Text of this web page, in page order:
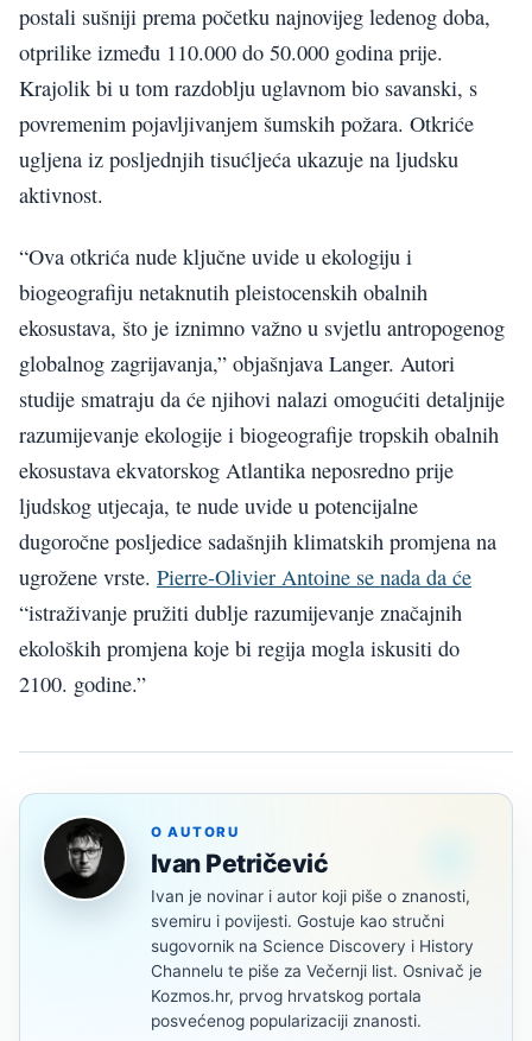
postali sušniji prema početku najnovijeg ledenog doba,
otprilike između 110.000 do 50.000 godina prije.
Krajolik bi u tom razdoblju uglavnom bio savanski, s
povremenim pojavljivanjem šumskih požara. Otkriće
ugljena iz posljednjih tisućljeća ukazuje na ljudsku
aktivnost.
“Ova otkrića nude ključne uvide u ekologiju i
biogeografiju netaknutih pleistocenskih obalnih
ekosustava, što je iznimno važno u svjetlu antropogenog
globalnog zagrijavanja,” objašnjava Langer. Autori
studije smatraju da će njihovi nalazi omogućiti detaljnije
razumijevanje ekologije i biogeografije tropskih obalnih
ekosustava ekvatorskog Atlantika neposredno prije
ljudskog utjecaja, te nude uvide u potencijalne
dugoročne posljedice sadašnjih klimatskih promjena na
ugrožene vrste. Pierre-Olivier Antoine se nada da će
“istraživanje pružiti dublje razumijevanje značajnih
ekoloških promjena koje bi regija mogla iskusiti do
2100. godine.”
O AUTORU
Ivan Petričević
Ivan je novinar i autor koji piše o znanosti,
svemiru i povijesti. Gostuje kao stručni
sugovornik na Science Discovery i History
Channelu te piše za Večernji list. Osnivač je
Kozmos.hr, prvog hrvatskog portala
posvećenog popularizaciji znanosti.